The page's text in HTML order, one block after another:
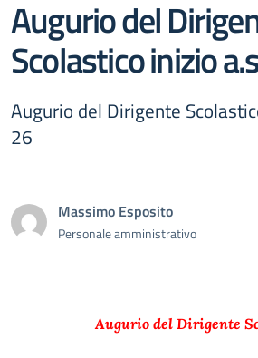
Augurio del
Scolastico inizio
Augurio del Dirigente
26
Massimo Esposito
Personale amministrativo
Augurio del Dirigente